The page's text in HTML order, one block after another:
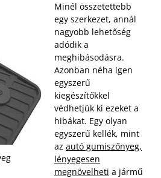
Minél összetettebb
egy szerkezet, annál
nagyobb lehetőség
adódik a
meghibásodásra.
Azonban néha igen
egyszerű
kiegészítőkkel
védhetjük ki ezeket a
hibákat. Egy olyan
egyszerű kellék, mint
az autó gumiszőnyeg,
lényegesen
megnövelheti a jármű